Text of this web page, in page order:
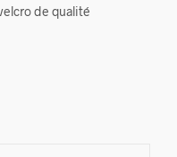
de qualité